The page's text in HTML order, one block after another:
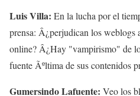
Luis Villa: En la lucha por el
prensa: Â¿perjudican los weblogs
online? Â¿Hay "vampirismo" de
fuente Ãºltima de sus contenidos
Gumersindo Lafuente: Veo los